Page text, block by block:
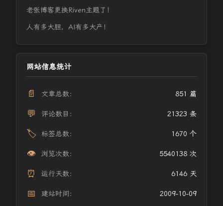
老张博客更换Riven主题了！
人有多大胆，AI有多大产！
网站信息统计
📄 文章总数： 851 篇
💬 评论数目： 21323 条
🏷️ 标签总数： 1670 个
👁️ 浏览次数： 5540138 次
⏰ 运行天数： 6146 天
📅 建站时间： 2009-10-09